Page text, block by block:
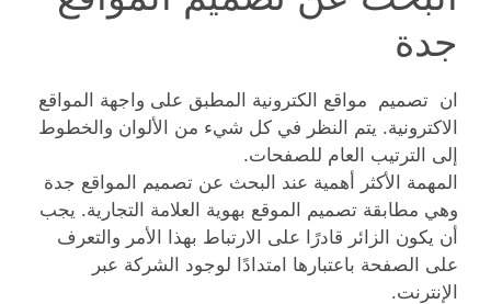
جدة
ان تصميم مواقع الكترونية المطبق على واجهة المواقع
الاكترونية. يتم النظر في كل شيء من الألوان والخطوط
إلى الترتيب العام للصفحات.
المهمة الأكثر أهمية عند البحث عن تصميم المواقع جدة
وهي مطابقة تصميم الموقع بهوية العلامة التجارية. يجب
أن يكون الزائر قادرًا على الارتباط بهذا الأمر والتعرف
على الصفحة باعتبارها امتدادًا لوجود الشركة عبر
الإنترنت.